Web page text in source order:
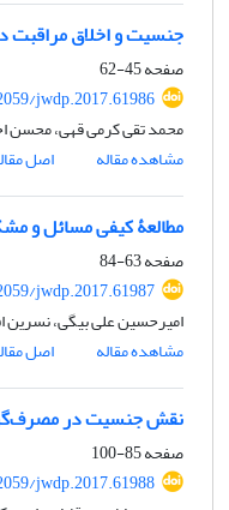
جنسیت و اخلاق مراقبت
صفحه45-62
jwdp.2017.61986
محمد تقی کرمی قهی، محسن
مشاهده مقاله
اصل
مطالعۀ کیفی مسائل و
صفحه63-84
jwdp.2017.61987
امیرحسین علی بیگی، نسرین
مشاهده مقاله
اصل
نقش جنسیت در
صفحه85-100
jwdp.2017.61988